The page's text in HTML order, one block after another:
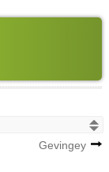
Gevingey